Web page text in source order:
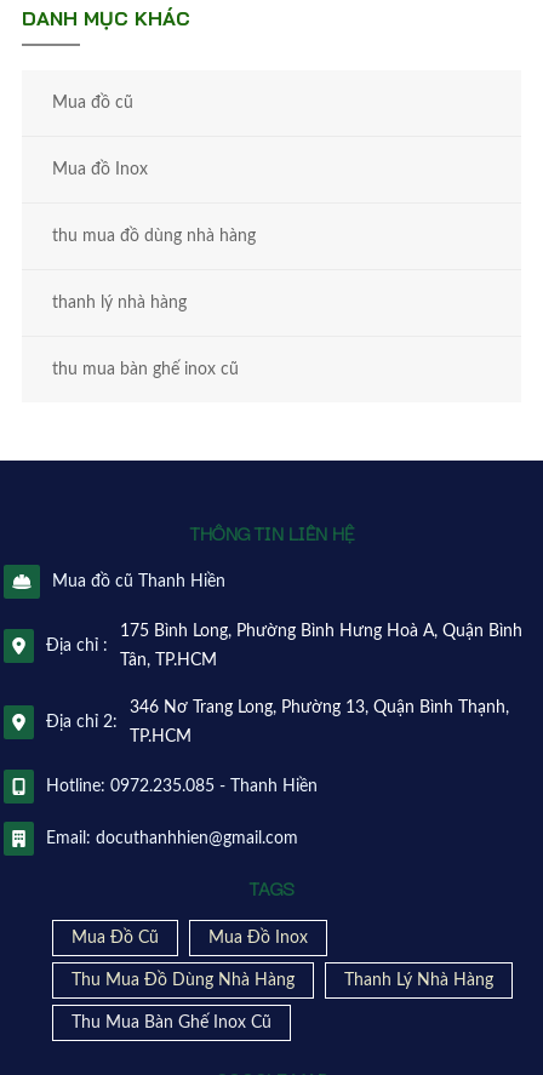
DANH MỤC KHÁC
Mua đồ cũ
Mua đồ Inox
thu mua đồ dùng nhà hàng
thanh lý nhà hàng
thu mua bàn ghế inox cũ
THÔNG TIN LIÊN HỆ
Mua đồ cũ Thanh Hiền
Địa chỉ :
175 Bình Long, Phường Bình Hưng Hoà A, Quận Bình
Tân, TP.HCM
Địa chỉ 2:
346 Nơ Trang Long, Phường 13, Quận Bình Thạnh,
TP.HCM
Hotline: 0972.235.085 - Thanh Hiền
Email: docuthanhhien@gmail.com
TAGS
Mua Đồ Cũ Mua Đồ Inox
Thu Mua Đồ Dùng Nhà Hàng Thanh Lý Nhà Hàng
Thu Mua Bàn Ghế Inox Cũ